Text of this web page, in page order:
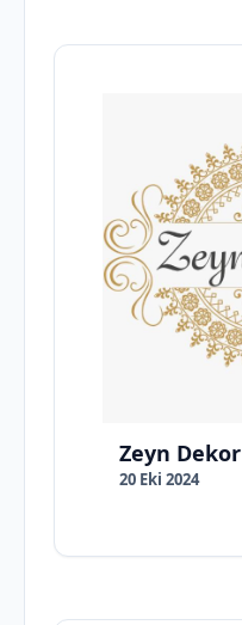
Zeyn Dekor
20 Eki 2024